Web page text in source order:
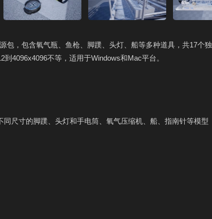
包，包含氧气瓶、鱼枪、脚蹼、头灯、船等多种道具，共17个独
4096x4096不等，适用于Windows和Mac平台。
尺寸的脚蹼、头灯和手电筒、氧气压缩机、船、指南针等模型